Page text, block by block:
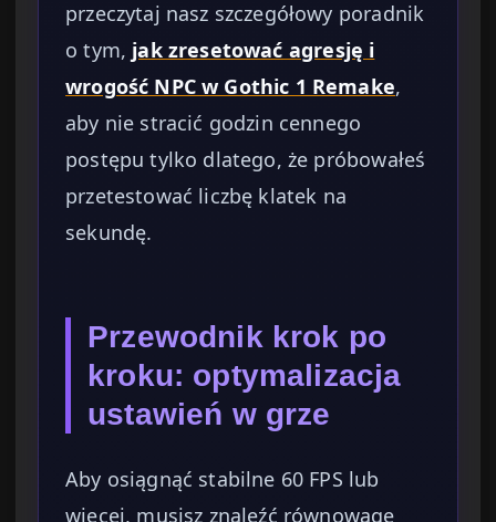
przeczytaj nasz szczegółowy poradnik
o tym, jak zresetować agresję i
wrogość NPC w Gothic 1 Remake,
aby nie stracić godzin cennego
postępu tylko dlatego, że próbowałeś
przetestować liczbę klatek na
sekundę.
Przewodnik krok po
kroku: optymalizacja
ustawień w grze
Aby osiągnąć stabilne 60 FPS lub
więcej, musisz znaleźć równowagę